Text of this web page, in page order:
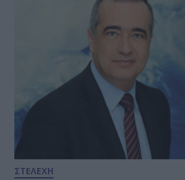
ΣΤΕΛΕΧΗ